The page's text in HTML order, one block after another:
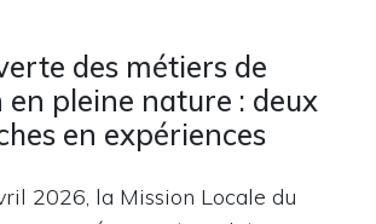
des métiers de
en pleine nature : deux
en expériences
2026, la Mission Locale du